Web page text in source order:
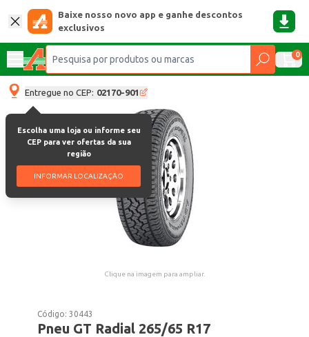
Baixe nosso novo app e ganhe descontos
exclusivos
0
Entregue no CEP: 02170-901
Escolha uma loja ou informe seu
CEP para ver ofertas da sua
região
INFORMAR LOCALIZAÇÃO
Clique na imagem para ampliar.
Código:30443
Pneu GT Radial 265/65 R17